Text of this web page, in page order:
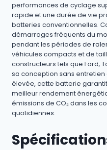
performances de cyclage
rapide et une durée de vie
batteries conventionnelles.
démarrages fréquents du
pendant les périodes de
véhicules compacts et de
constructeurs tels que Ford,
sa conception sans
élevée, cette batterie
meilleur rendement
émissions de CO₂ dans les
quotidiennes.